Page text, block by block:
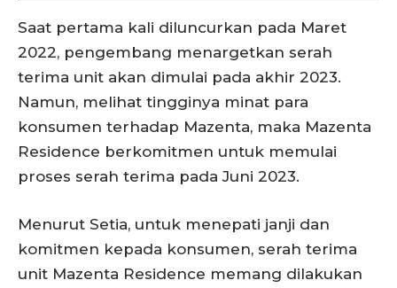
Saat pertama kali diluncurkan pada Maret
2022, pengembang menargetkan serah
terima unit akan dimulai pada akhir 2023.
Namun, melihat tingginya minat para
konsumen terhadap Mazenta, maka Mazenta
Residence berkomitmen untuk memulai
proses serah terima pada Juni 2023.
Menurut Setia, untuk menepati janji dan
komitmen kepada konsumen, serah terima
unit Mazenta Residence memang dilakukan